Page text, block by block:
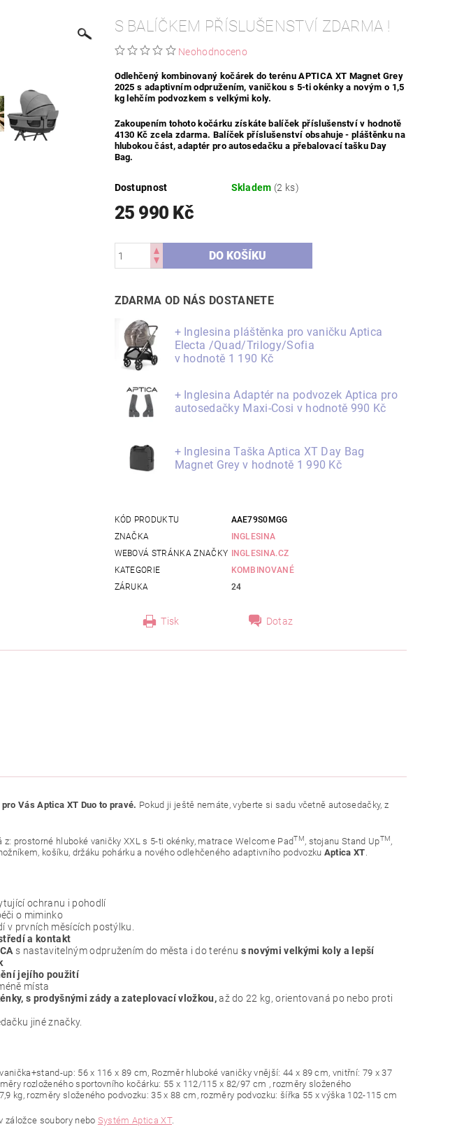
S BALÍČKEM PŘÍSLUŠENSTVÍ ZDARMA !
Neohodnoceno
Odlehčený kombinovaný kočárek do terénu APTICA XT Magnet Grey
2025 s adaptivním odpružením, vaničkou s 5-ti okénky a novým o 1,5
kg lehčím podvozkem s velkými koly.
Zakoupením tohoto kočárku získáte balíček příslušenství v hodnotě
4130 Kč zcela zdarma. Balíček příslušenství obsahuje - pláštěnku na
hlubokou část, adaptér pro autosedačku a přebalovací tašku Day
Bag.
Dostupnost Skladem (2 ks)
25 990 Kč
ZDARMA OD NÁS DOSTANETE
+ Inglesina pláštěnka pro vaničku Aptica
Electa /Quad/Trilogy/Sofia
v hodnotě 1 190 Kč
+ Inglesina Adaptér na podvozek Aptica pro
autosedačky Maxi-Cosi v hodnotě 990 Kč
+ Inglesina Taška Aptica XT Day Bag
Magnet Greyv hodnotě 1 990 Kč
KÓD PRODUKTU
AAE79S0MGG
ZNAČKA
INGLESINA
WEBOVÁ STRÁNKA ZNAČKY
INGLESINA.CZ
KATEGORIE
KOMBINOVANÉ
ZÁRUKA
24
Tisk Dotaz
Vás Aptica XT Duo to pravé. Pokud ji ještě nemáte, vyberte si sadu včetně autosedačky, z
prostorné hluboké vaničky XXL s 5-ti okénky, matrace Welcome PadTM, stojanu Stand UpTM,
košíku, držáku pohárku a nového odlehčeného adaptivního podvozku Aptica XT.
ochranu i pohodlí
o miminko
v prvních měsících postýlku.
a kontakt
s nastavitelným odpružením do města i do terénu s novými velkými koly a lepší
jejího použití
místa
s prodyšnými zády a zateplovací vložkou,až do 22 kg, orientovaná po nebo proti
jiné značky.
up: 56 x 116 x 89 cm, Rozměr hluboké vaničky vnější: 44 x 89 cm, vnitřní: 79 x 37
rozloženého sportovního kočárku: 55 x 112/115 x 82/97 cm , rozměry složeného
kg, rozměry složeného podvozku: 35 x 88 cm, rozměry podvozku: šířka 55 x výška 102-115 cm
záložce soubory nebo Systém Aptica XT.